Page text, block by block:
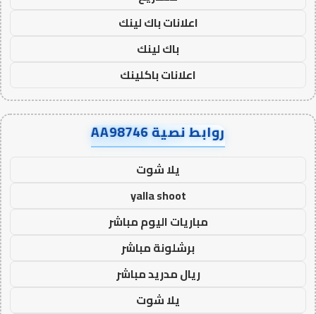
اعلانات باك لينك
باك لينك
اعلانات باكلينك
روابط نصية AA98746
يلا شوت
yalla shoot
مباريات اليوم مباشر
برشلونة مباشر
ريال مدريد مباشر
يلا شوت